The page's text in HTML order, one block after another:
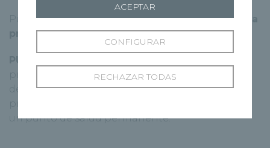
Pulso Vital ha logrado convertir aZamora en una
provincia cardioprotegida.
PULSO VITAL sigue creciendo
provincias de Castilla y León. Clínica Ponferrada
del grupo Recoletas ha cogido las riendas en la
provincia de El Bierzo, donde ya se ha instalado
un punto de salud permanente.
RECHAZAR TODAS
CONFIGURAR
ACEPTAR